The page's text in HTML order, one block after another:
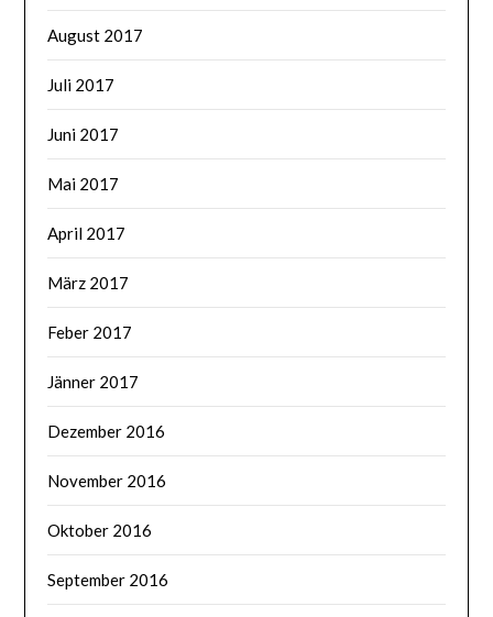
August 2017
Juli 2017
Juni 2017
Mai 2017
April 2017
März 2017
Feber 2017
Jänner 2017
Dezember 2016
November 2016
Oktober 2016
September 2016